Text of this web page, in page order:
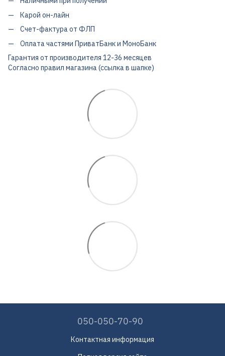
Карой он-лайн
Счет-фактура от ФЛП
Оплата частями ПриватБанк и МоноБанк
Гарантия от производителя 12-36 месяцев
Согласно правил магазина (ссылка в шапке)
050-050-70-90
Контактная информация